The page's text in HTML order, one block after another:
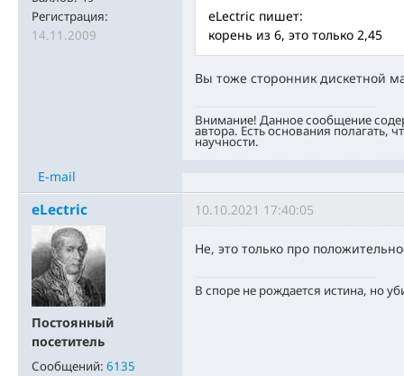
Регистрация:
14.11.2009
eLectric пишет:
корень из 6, это только 2,45
Вы тоже сторонник дискетной
Внимание! Данное сообщение
автора. Есть основания полагать,
научности.
E-mail
eLectric
Постоянный
посетитель
Сообщений: 6135
10.10.2021 17:40:05
Не, это только про
В споре не рождается истина, но